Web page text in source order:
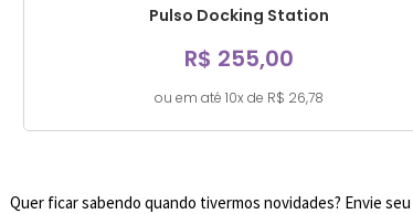
Pulso Docking Station
R$ 255,00
ou em até 10x de R$ 26,78
Quer ficar sabendo quando tivermos novidades? Envie